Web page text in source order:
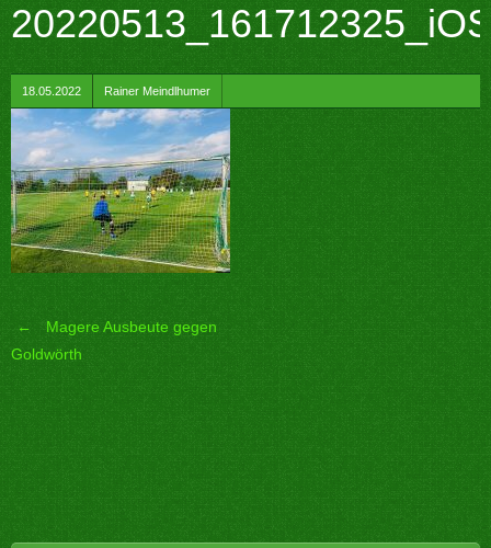
18.05.2022 Rainer Meindlhumer
Post
navigation
←
Magere Ausbeute gegen
Goldwörth